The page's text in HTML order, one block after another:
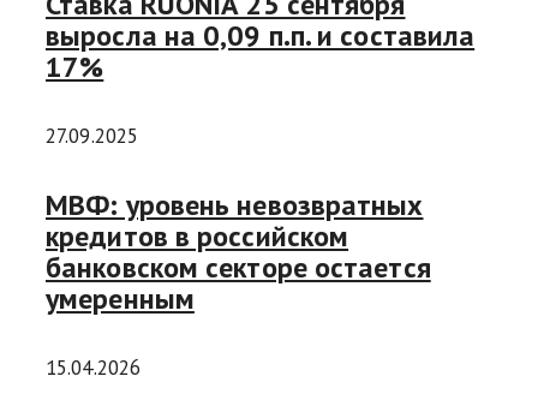
выросла на 0,09 п.п. и составила
17%
27.09.2025
МВФ: уровень невозвратных
кредитов в российском
банковском секторе остается
умеренным
15.04.2026